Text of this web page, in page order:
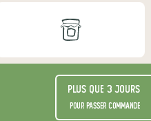
Plus que 3 jours
pour passer commande